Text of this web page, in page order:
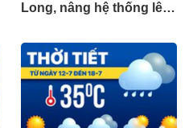
Long, nâng hệ thống lên
quốc